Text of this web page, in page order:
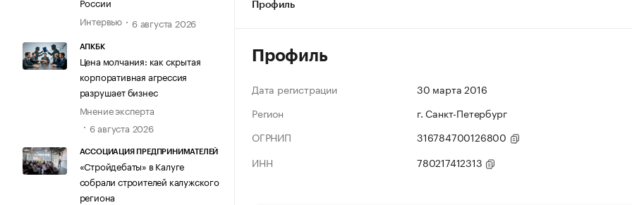
Интервью
6 августа 2026
АПКБК
Цена молчания: как скрытая
корпоративная агрессия
разрушает бизнес
Мнение эксперта
6 августа 2026
АССОЦИАЦИЯ ПРЕДПРИНИМАТЕЛЕЙ
«Стройдебаты» в Калуге
собрали строителей калужского
региона
Профиль
Профиль
Дата регистрации
30 марта 2016
Регион
г. Санкт-Петербург
ОГРНИП
316784700126800
ИНН
780217412313